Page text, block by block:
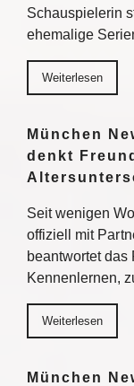
Schauspielerin
ehemalige
Weiterlesen
München
denkt
Seit wenigen
offiziell mit
beantwortet das
Kennenlernen,
Weiterlesen
München